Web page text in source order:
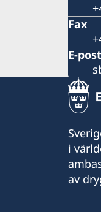
Fax
E-
i
av